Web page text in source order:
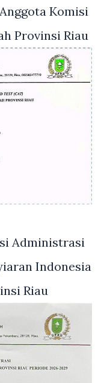
Komisi
Provinsi Riau
Administrasi
Indonesia
Riau